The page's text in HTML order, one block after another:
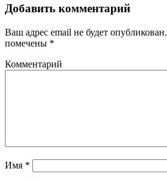
Добавить комментарий
Ваш адрес email не будет опубликован.
помечены *
Комментарий
Имя *